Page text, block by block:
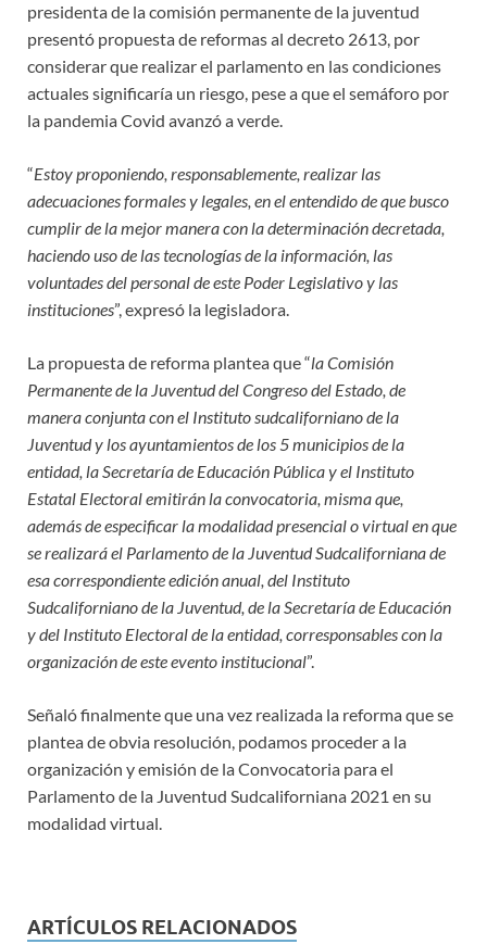
presidenta de la comisión permanente de la juventud
presentó propuesta de reformas al decreto 2613, por
considerar que realizar el parlamento en las condiciones
actuales significaría un riesgo, pese a que el semáforo por
la pandemia Covid avanzó a verde.
“Estoy proponiendo, responsablemente, realizar las
adecuaciones formales y legales, en el entendido de que busco
cumplir de la mejor manera con la determinación decretada,
haciendo uso de las tecnologías de la información, las
voluntades del personal de este Poder Legislativo y las
instituciones”, expresó la legisladora.
La propuesta de reforma plantea que “la Comisión
Permanente de la Juventud del Congreso del Estado, de
manera conjunta con el Instituto sudcaliforniano de la
Juventud y los ayuntamientos de los 5 municipios de la
entidad, la Secretaría de Educación Pública y el Instituto
Estatal Electoral emitirán la convocatoria, misma que,
además de especificar la modalidad presencial o virtual en que
se realizará el Parlamento de la Juventud Sudcaliforniana de
esa correspondiente edición anual, del Instituto
Sudcaliforniano de la Juventud, de la Secretaría de Educación
y del Instituto Electoral de la entidad, corresponsables con la
organización de este evento institucional”.
Señaló finalmente que una vez realizada la reforma que se
plantea de obvia resolución, podamos proceder a la
organización y emisión de la Convocatoria para el
Parlamento de la Juventud Sudcaliforniana 2021 en su
modalidad virtual.
ARTÍCULOS RELACIONADOS